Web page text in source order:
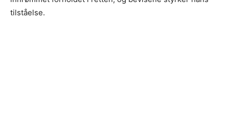
tilståelse.